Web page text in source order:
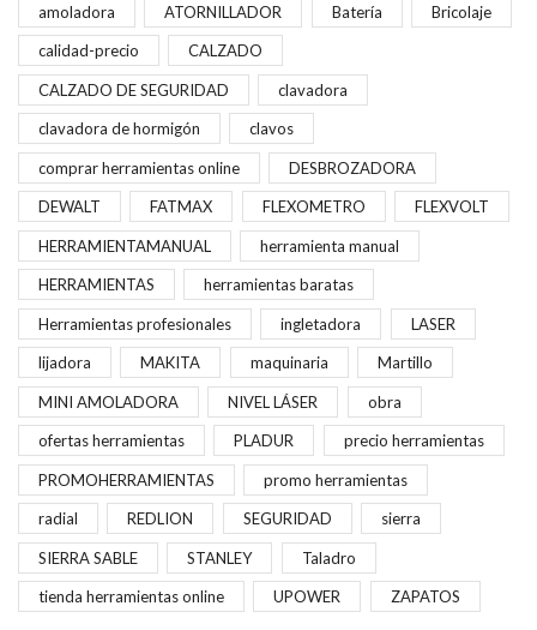
amoladora ATORNILLADOR Batería Bricolaje
calidad-precio CALZADO
CALZADO DE SEGURIDAD clavadora
clavadora de hormigón clavos
comprar herramientas online DESBROZADORA
DEWALT FATMAX FLEXOMETRO FLEXVOLT
HERRAMIENTAMANUAL herramienta manual
HERRAMIENTAS herramientas baratas
Herramientas profesionales ingletadora LASER
lijadora MAKITA maquinaria Martillo
MINI AMOLADORA NIVEL LÁSER obra
ofertas herramientas PLADUR precio herramientas
PROMOHERRAMIENTAS promo herramientas
radial REDLION SEGURIDAD sierra
SIERRA SABLE STANLEY Taladro
tienda herramientas online UPOWER ZAPATOS